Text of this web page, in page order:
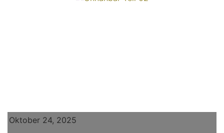
Oktober 24, 2025